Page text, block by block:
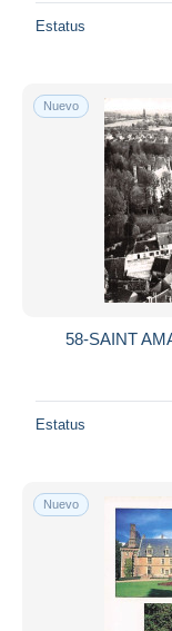
Estatus
Nuevo
58-SAINT
Estatus
Nuevo